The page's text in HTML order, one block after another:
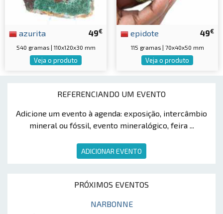
REFERENCIANDO UM EVENTO
Adicione um evento à agenda: exposição, intercâmbio
mineral ou fóssil, evento mineralógico, feira ...
ADICIONAR EVENTO
PRÓXIMOS EVENTOS
NARBONNE
49€
azurita
540 gramas | 110x120x30 mm
Veja o produto
49€
epidote
115 gramas | 70x40x50 mm
Veja o produto